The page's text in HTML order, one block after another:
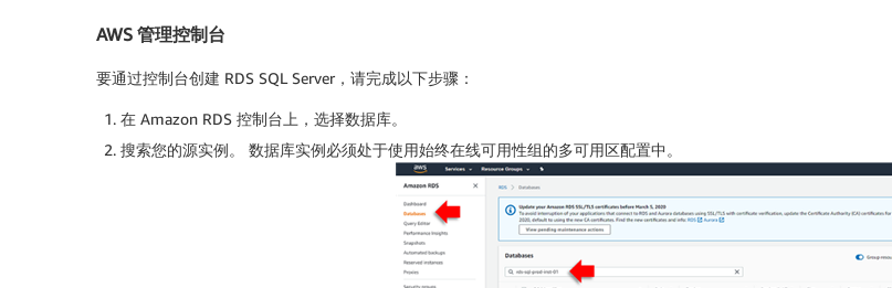
AWS 管理控制台
要通过控制台创建 RDS SQL Server，请完成以下步骤：
在 Amazon RDS 控制台上，选择数据库。
搜索您的源实例。 数据库实例必须处于使用始终在线可用性组的多可用区配置中。